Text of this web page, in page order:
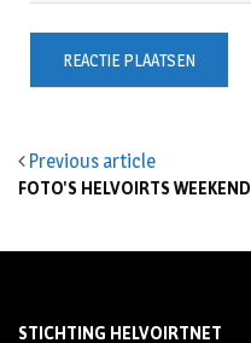
Previous article
FOTO'S HELVOIRTS WEEKEND
STICHTING HELVOIRTNET